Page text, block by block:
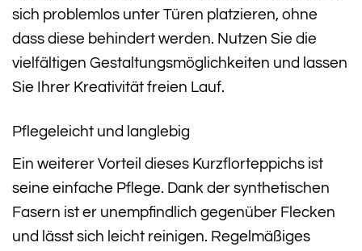
sich problemlos unter Türen platzieren, ohne
dass diese behindert werden. Nutzen Sie die
vielfältigen Gestaltungsmöglichkeiten und lassen
Sie Ihrer Kreativität freien Lauf.
Pflegeleicht und langlebig
Ein weiterer Vorteil dieses Kurzflorteppichs ist
seine einfache Pflege. Dank der synthetischen
Fasern ist er unempfindlich gegenüber Flecken
und lässt sich leicht reinigen. Regelmäßiges